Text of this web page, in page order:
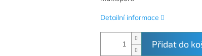
Přidat do
Detailní informace